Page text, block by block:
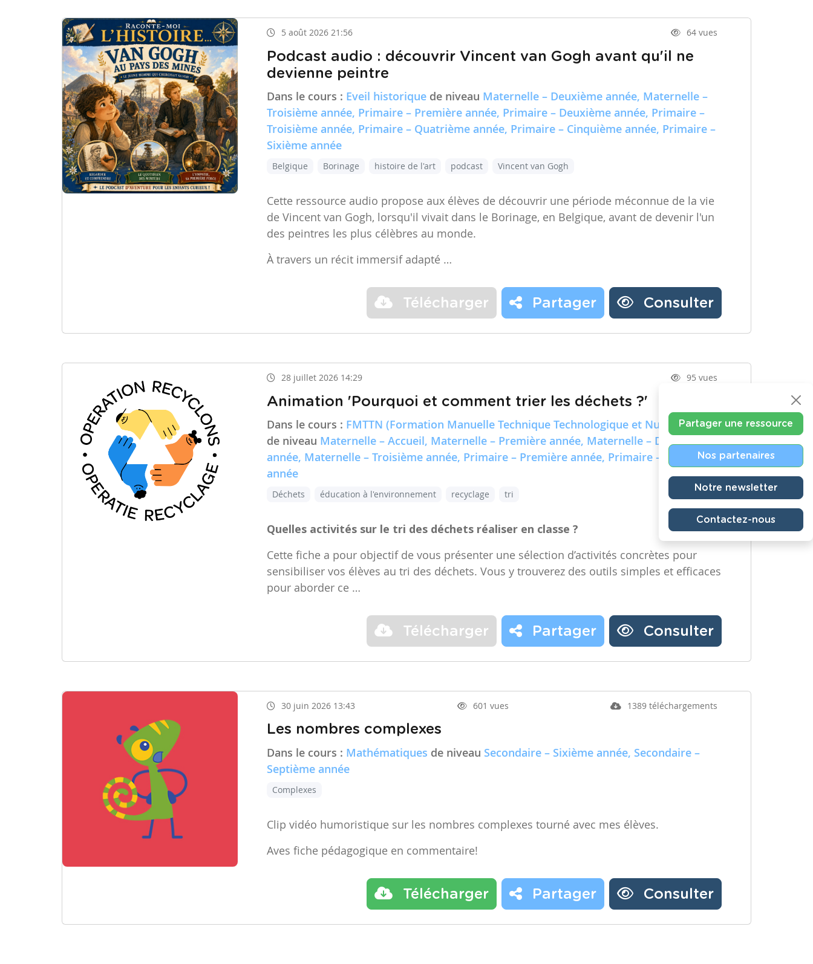
5 août 2026 21:56 64 vues
Podcast audio : découvrir Vincent van Gogh avant qu'il ne
devienne peintre
Dans le cours : Eveil historique de niveau Maternelle – Deuxième année, Maternelle –
Troisième année, Primaire – Première année, Primaire – Deuxième année, Primaire –
Troisième année, Primaire – Quatrième année, Primaire – Cinquième année, Primaire –
Sixième année
Belgique Borinage histoire de l'art podcast Vincent van Gogh
Cette ressource audio propose aux élèves de découvrir une période méconnue de la vie
de Vincent van Gogh, lorsqu'il vivait dans le Borinage, en Belgique, avant de devenir l'un
des peintres les plus célèbres au monde.
À travers un récit immersif adapté …
Télécharger Partager Consulter
28 juillet 2026 14:29 95 vues
Animation 'Pourquoi et comment trier les déchets ?'
Dans le cours : FMTTN (Formation Manuelle Technique Technologique et Numérique)
de niveau Maternelle – Accueil, Maternelle – Première année, Maternelle – Deuxième
année, Maternelle – Troisième année, Primaire – Première année, Primaire – Deuxième
année
Déchets éducation à l'environnement recyclage tri
Quelles activités sur le tri des déchets réaliser en classe ?
Cette fiche a pour objectif de vous présenter une sélection d’activités concrètes pour
sensibiliser vos élèves au tri des déchets. Vous y trouverez des outils simples et efficaces
pour aborder ce …
Télécharger Partager Consulter
30 juin 2026 13:43 601 vues 1389 téléchargements
Les nombres complexes
Dans le cours : Mathématiques de niveau Secondaire – Sixième année, Secondaire –
Septième année
Complexes
Clip vidéo humoristique sur les nombres complexes tourné avec mes élèves.
Aves fiche pédagogique en commentaire!
Télécharger Partager Consulter
Partager une ressource
Nos partenaires
Notre newsletter
Contactez-nous